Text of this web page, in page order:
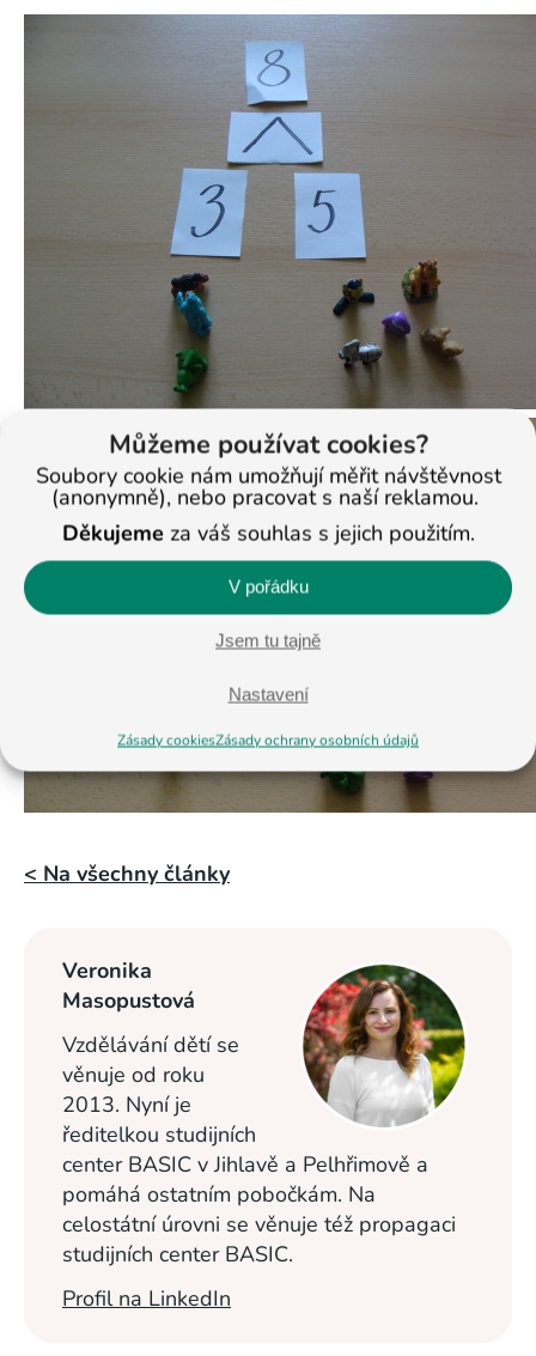
Můžeme používat cookies?
Soubory cookie nám umožňují měřit návštěvnost
(anonymně), nebo pracovat s naší reklamou.
Děkujemeza váš souhlas s jejich použitím.
V pořádku
Jsem tu tajně
Nastavení
Zásady cookiesZásady ochrany osobních údajů
< Na všechny články
Veronika
Masopustová
Vzdělávání dětí se
věnuje od roku
2013. Nyní je
ředitelkou studijních
center BASIC v Jihlavě a Pelhřimově a
pomáhá ostatním pobočkám. Na
celostátní úrovni se věnuje též propagaci
studijních center BASIC.
Profil na LinkedIn